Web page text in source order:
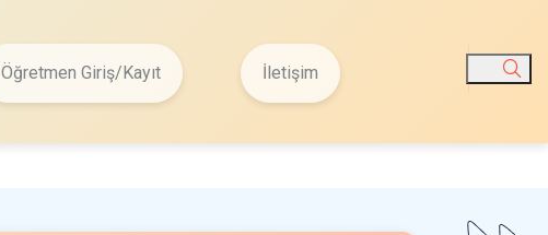
Öğretmen Giriş/Kayıt İletişim
Ara